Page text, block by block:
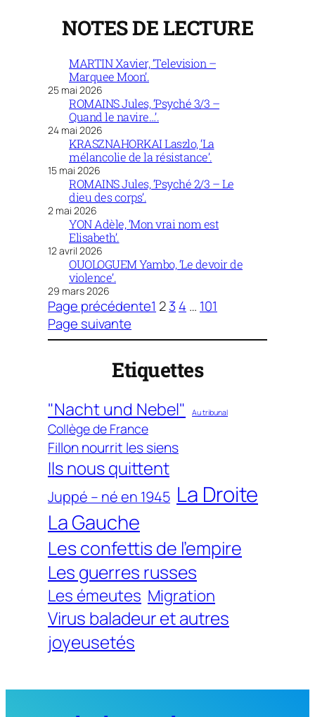
NOTES DE LECTURE
MARTIN Xavier, ‘Television –
Marquee Moon’.
25 mai 2026
ROMAINS Jules, ‘Psyché 3/3 –
Quand le navire…’.
24 mai 2026
KRASZNAHORKAI Laszlo, ‘La
mélancolie de la résistance’.
15 mai 2026
ROMAINS Jules, ‘Psyché 2/3 – Le
dieu des corps’.
2 mai 2026
YON Adèle, ‘Mon vrai nom est
Elisabeth’.
12 avril 2026
OUOLOGUEM Yambo, ‘Le devoir de
violence’.
29 mars 2026
Page précédente1 23 4 … 101
Page suivante
Etiquettes
"Nacht und Nebel" Au tribunal
Collège de France
Fillon nourrit les siens
Ils nous quittent
Juppé – né en 1945 La Droite
La Gauche
Les confettis de l'empire
Les guerres russes
Les émeutes Migration
Virus baladeur et autres
joyeusetés